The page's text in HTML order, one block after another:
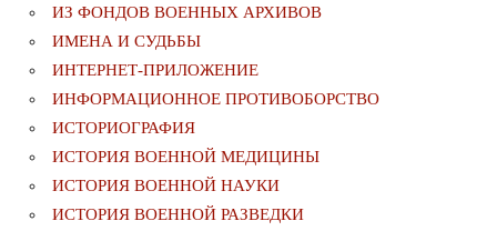
ИЗ ФОНДОВ ВОЕННЫХ АРХИВОВ
ИМЕНА И СУДЬБЫ
ИНТЕРНЕТ-ПРИЛОЖЕНИЕ
ИНФОРМАЦИОННОЕ ПРОТИВОБОРСТВО
ИСТОРИОГРАФИЯ
ИСТОРИЯ ВОЕННОЙ МЕДИЦИНЫ
ИСТОРИЯ ВОЕННОЙ НАУКИ
ИСТОРИЯ ВОЕННОЙ РАЗВЕДКИ